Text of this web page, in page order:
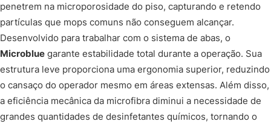
penetrem na microporosidade do piso, capturando e retendo
partículas que mops comuns não conseguem alcançar.
Desenvolvido para trabalhar com o sistema de abas, o
Microblue garante estabilidade total durante a operação. Sua
estrutura leve proporciona uma ergonomia superior, reduzindo
o cansaço do operador mesmo em áreas extensas. Além disso,
a eficiência mecânica da microfibra diminui a necessidade de
grandes quantidades de desinfetantes químicos, tornando o